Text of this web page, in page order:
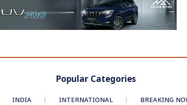
Popular Categories
INDIA INTERNATIONAL BREAKING